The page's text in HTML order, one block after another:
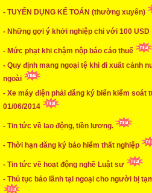
- TUYỂN DỤNG KẾ TOÁN (thường xuyên)
- Những gợi ý khởi nghiệp chỉ với 100 USD
- Mức phạt khi chậm nộp báo cáo thuế
- Quy định mang ngoại tệ khi đi xuất cảnh
ngoài
- Xe máy điện phải đăng ký biển kiểm soát
01/06/2014
- Tin tức về lao động, tiền lương.
- Thời hạn đăng ký bảo hiểm thất nghiệp
- Tin tức về hoạt động nghề Luật sư
- Thủ tục bảo lãnh tại ngoại cho người bị
* TUYỂN DỤNG KẾ TOÁN (thường xuyên)
* Cách chọn màu phù hợp theo phong
* Mức phạt khi chậm nộp báo cáo thuế
* Lập di chúc bằng miệng có cần đi